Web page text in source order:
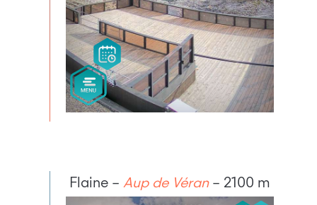
Flaine – Aup de Véran– 2100 m